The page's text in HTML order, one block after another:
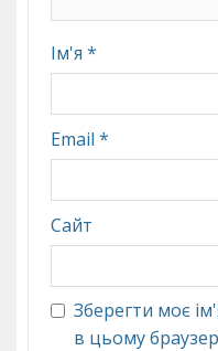
Ім'я *
Email *
Сайт
Зберегти моє
в цьому